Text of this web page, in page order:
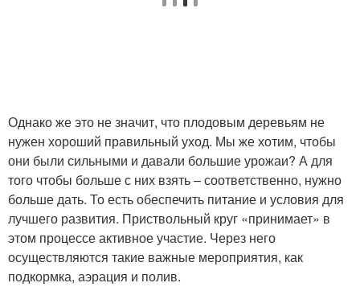
Однако же это не значит, что плодовым деревьям не
нужен хороший правильный уход. Мы же хотим, чтобы
они были сильными и давали большие урожаи? А для
того чтобы больше с них взять – соответственно, нужно
больше дать. То есть обеспечить питание и условия для
лучшего развития. Приствольный круг «принимает» в
этом процессе активное участие. Через него
осуществляются такие важные мероприятия, как
подкормка, аэрация и полив.